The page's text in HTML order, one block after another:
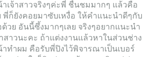
าเจ้าสาวจริงๆค่ะพี่ ชื่นชมมากๆ แล้วคือ
พี่ก็ยังคอยมาซับเหงื่อ ให้คำแนะนำดีๆกับ
วย อันนี้ซึ้งมากๆเลย จริงๆอยากแนะนำ
สาวนะคะ ถ้าแต่งงานแล้วหาในส่วนช่าง
ทำผม คือรับพี่ปิงไว้พิจารณาเป็นเบอร์